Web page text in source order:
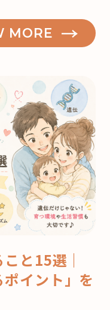
MORE
と15選｜
イント」を